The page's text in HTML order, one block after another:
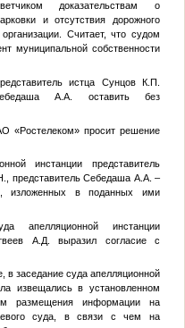
доказательствам о
и отсутствия дорожного
Считает, что судом
муниципальной собственности
истца Сунцов К.П.
А.А. оставить без
«Ростелеком» просит решение
инстанции представитель
представитель Себедаша А.А. –
изложенных в поданных ими
апелляционной инстанции
А.Д. выразил согласие с
заседание суда апелляционной
извещались в установленном
размещения информации на
суда, в связи с чем на